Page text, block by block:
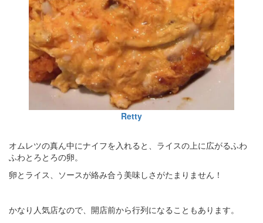
Retty
オムレツの真ん中にナイフを入れると、ライスの上に広がるふわ
ふわとろとろの卵。
卵とライス、ソースが絡み合う美味しさがたまりません！
かなり人気店なので、開店前から行列になることもあります。